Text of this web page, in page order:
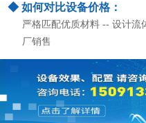
◆ 如何对比设备价格：
严格匹配优质材料 -- 设计流
厂销售